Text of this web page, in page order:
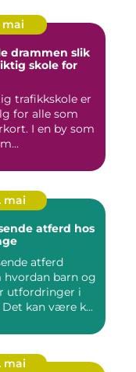
mai
slik
skole for
trafikkskole er
for alle som
I en by som
mai
atferd hos
atferd
hvordan barn og
utfordringer i
kan være k...
mai